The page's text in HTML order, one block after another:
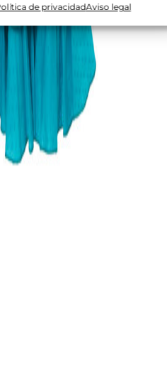
de privacidadAviso legal